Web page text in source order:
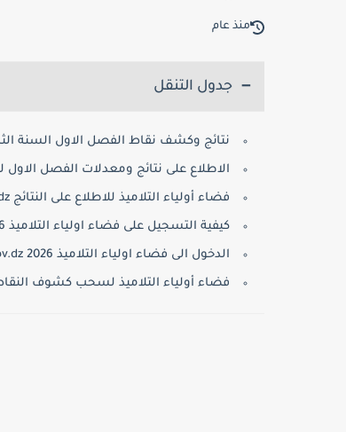
منذ عام
جدول التنقل
نتائج وكشف نقاط الفصل الاول السنة الثالثة
الاطلاع على نتائج ومعدلات الفصل الاول للسنة
فضاء أولياء التلاميذ للاطلاع على النتائج tharwa.education.gov.dz:
كيفية التسجيل على فضاء اولياء التلاميذ 2026
الدخول الى فضاء اولياء التلاميذ tharwa.education.gov.dz 2026:
فضاء أولياء التلاميذ لسحب كشوف النقاط